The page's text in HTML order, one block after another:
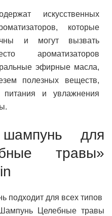
искусственных
которые
и могут вызвать
ароматизаторов
эфирные масла,
полезных веществ,
и увлажнения
для
травы»
подходит для всех типов
Целебные травы